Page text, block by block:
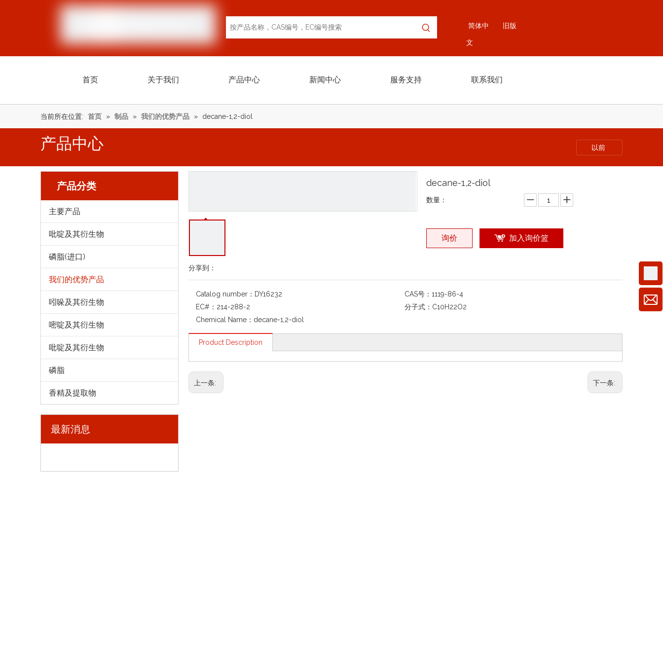
简体中
文
旧版
首页 关于我们 产品中心 新闻中心 服务支持 联系我们
当前所在位置: 首页 » 制品 » 我们的优势产品 » decane-1,2-diol
产品中心 以前
产品分类
主要产品
吡啶及其衍生物
磷脂(进口)
我们的优势产品
吲哚及其衍生物
嘧啶及其衍生物
吡啶及其衍生物
磷脂
香精及提取物
最新消息
分享到：
decane-1,2-diol
数量：
询价 加入询价篮
Catalog number： DY16232 CAS号：1119-86-4
EC#： 214-288-2 分子式： C10H22O2
Chemical Name： decane-1,2-diol
Product Description
上一条: 下一条: